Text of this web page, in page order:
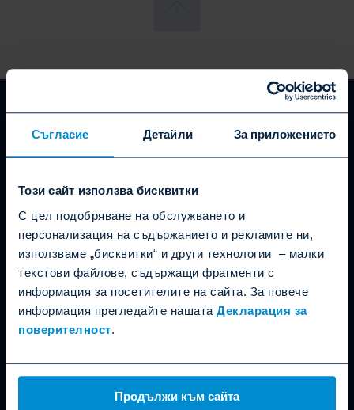
Съгласие Детайли За приложението
Този сайт използва бисквитки
С цел подобряване на обслужването и
персонализация на съдържанието и рекламите ни,
използваме „бисквитки“ и други технологии – малки
текстови файлове, съдържащи фрагменти с
информация за посетителите на сайта. За повече
информация прегледайте нашата Декларация за
поверителност.
Продължи към сайта
communication
SATISFIED CUSTOMERS
4.76/5 out of 165 reviews
Product
Bulk SMS